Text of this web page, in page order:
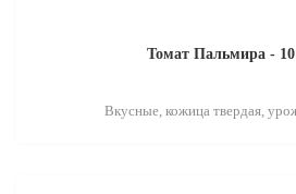
Томат Пальмира -
Вкусные, кожица твердая,